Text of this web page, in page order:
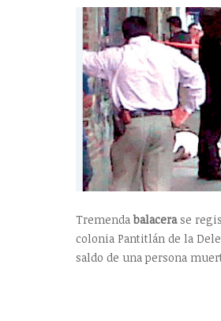
Tremendabalacerase
colonia Pantitlán de la
saldo de una persona